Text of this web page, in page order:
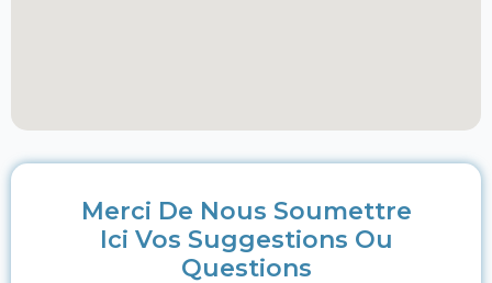
Merci De Nous Soumettre
Ici Vos Suggestions Ou
Questions